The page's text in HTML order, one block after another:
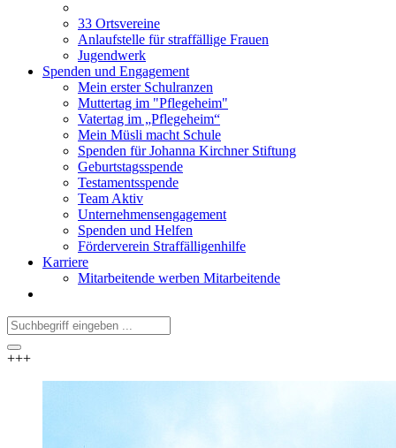
33 Ortsvereine
Anlaufstelle für straffällige Frauen
Jugendwerk
Spenden und Engagement
Mein erster Schulranzen
Muttertag im "Pflegeheim"
Vatertag im „Pflegeheim“
Mein Müsli macht Schule
Spenden für Johanna Kirchner Stiftung
Geburtstagsspende
Testamentsspende
Team Aktiv
Unternehmensengagement
Spenden und Helfen
Förderverein Straffälligenhilfe
Karriere
Mitarbeitende werben Mitarbeitende
+++